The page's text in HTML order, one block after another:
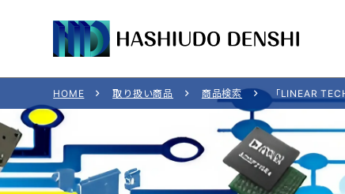
HOME 取り扱い商品 商品検索 「LINEAR